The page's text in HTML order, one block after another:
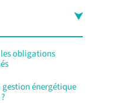
obligations
énergétique